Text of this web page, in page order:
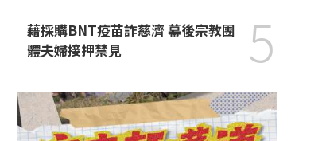
藉採購BNT疫苗詐慈濟 幕後宗教團
體夫婦接押禁見
5